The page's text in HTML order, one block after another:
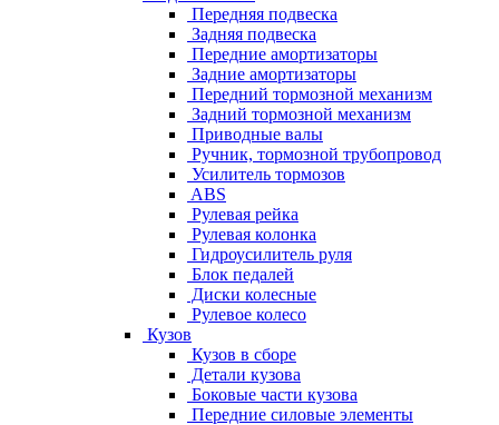
Передняя подвеска
Задняя подвеска
Передние амортизаторы
Задние амортизаторы
Передний тормозной механизм
Задний тормозной механизм
Приводные валы
Ручник, тормозной трубопровод
Усилитель тормозов
ABS
Рулевая рейка
Рулевая колонка
Гидроусилитель руля
Блок педалей
Диски колесные
Рулевое колесо
Кузов
Кузов в сборе
Детали кузова
Боковые части кузова
Передние силовые элементы